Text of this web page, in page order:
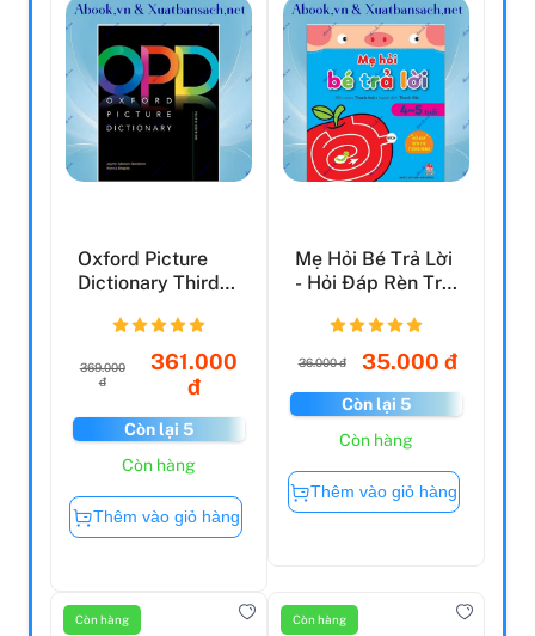
Oxford Picture
Dictionary Third
Monolingu...
369.000
đ
361.000
đ
Còn lại 5
Còn hàng
Thêm vào giỏ hàng
Mẹ Hỏi Bé Trả Lời
- Hỏi Đáp Rèn Trí
36.000 đ 35.000 đ
Còn lại 5
Còn hàng
Thêm vào giỏ hàng
Còn hàng Còn hàng